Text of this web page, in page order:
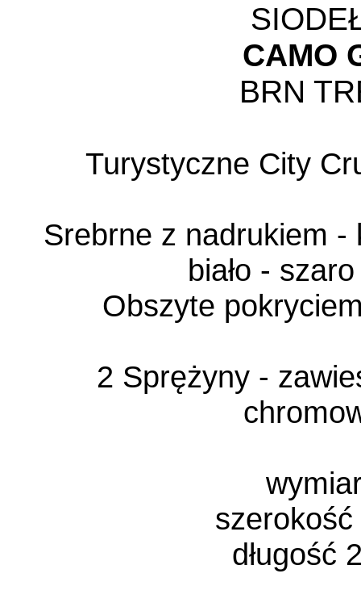
CAMO
BRN
Turystyczne City
Srebrne z nadrukiem -
biało -
Obszyte
2 Sprężyny -
długość